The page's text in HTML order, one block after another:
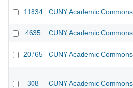
11834 CUNY Academic Commons
4635 CUNY Academic Commons
20765 CUNY Academic Commons
308 CUNY Academic Commons